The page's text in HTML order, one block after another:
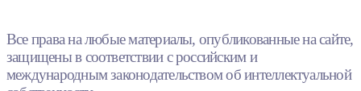
Все права на любые материалы, опубликованные на сайте,
защищены в соответствии с российским и
международным законодательством об интеллектуальной